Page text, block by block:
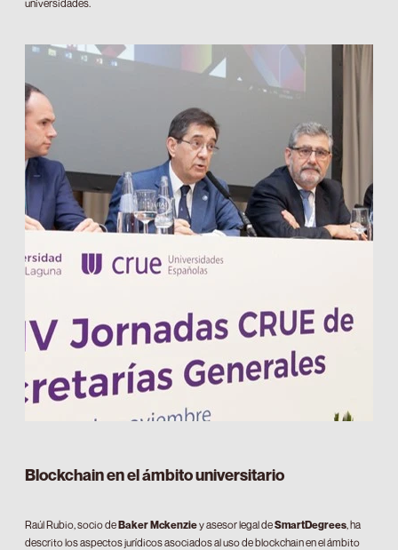
universidades.
Blockchain en el ámbito universitario
Raúl Rubio, socio deBaker Mckenziey asesor legal deSmartDegrees, ha
descrito los aspectos jurídicos asociados al uso de blockchain en el ámbito